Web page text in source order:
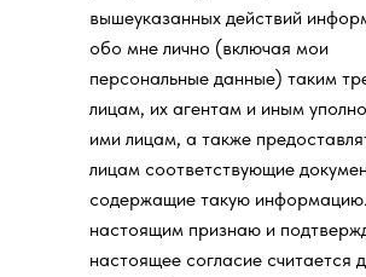
вышеуказанных действий
обо мне лично (включая мои
персональные данные) таким
лицам, их агентам и иным
ими лицам, а также
лицам соответствующие
содержащие такую
настоящим признаю и
настоящее согласие считается